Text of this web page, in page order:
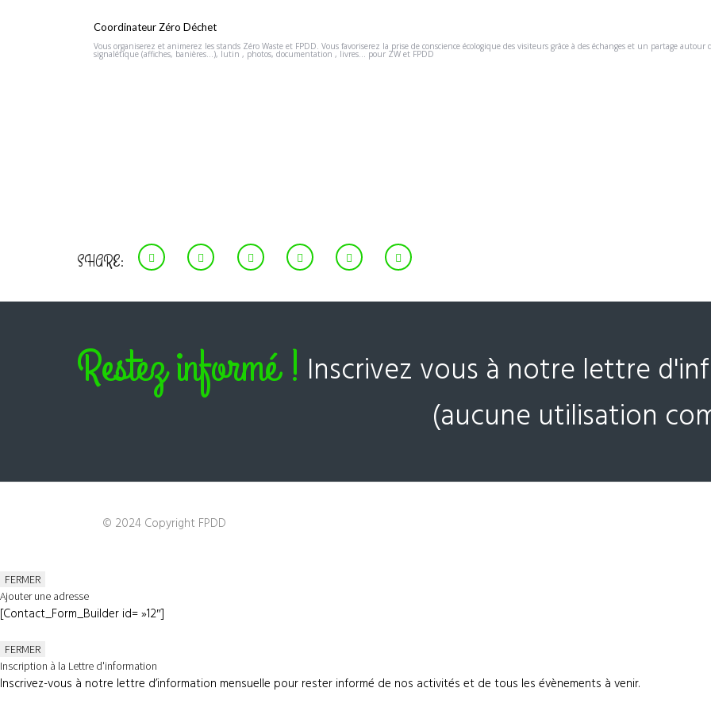
Coordinateur Zéro Déchet
Vous organiserez et animerez les stands Zéro Waste et FPDD. Vous favoriserez la prise de conscience écologique des visiteurs grâce à des échanges et un partage
signalétique (affiches, banières…), lutin , photos, documentation , livres... pour ZW et FPDD
SHARE:
Restez informé ! Inscrivez vous à notre lettre
(aucune utilisation
© 2024 Copyright FPDD
FERMER
Ajouter une adresse
[Contact_Form_Builder id= »12″]
FERMER
Inscription à la Lettre d'information
Inscrivez-vous à notre lettre d’information mensuelle pour rester informé de nos activités et de tous les évènements à venir.